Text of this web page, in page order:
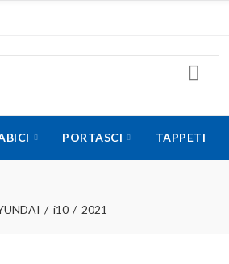
PORTASCI TAPPETI
i10 2021